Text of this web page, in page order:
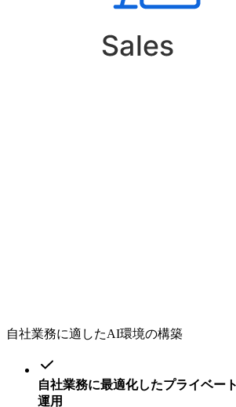
自社業務に適したAI環境の構築
自社業務に最適化したプライベー
運用